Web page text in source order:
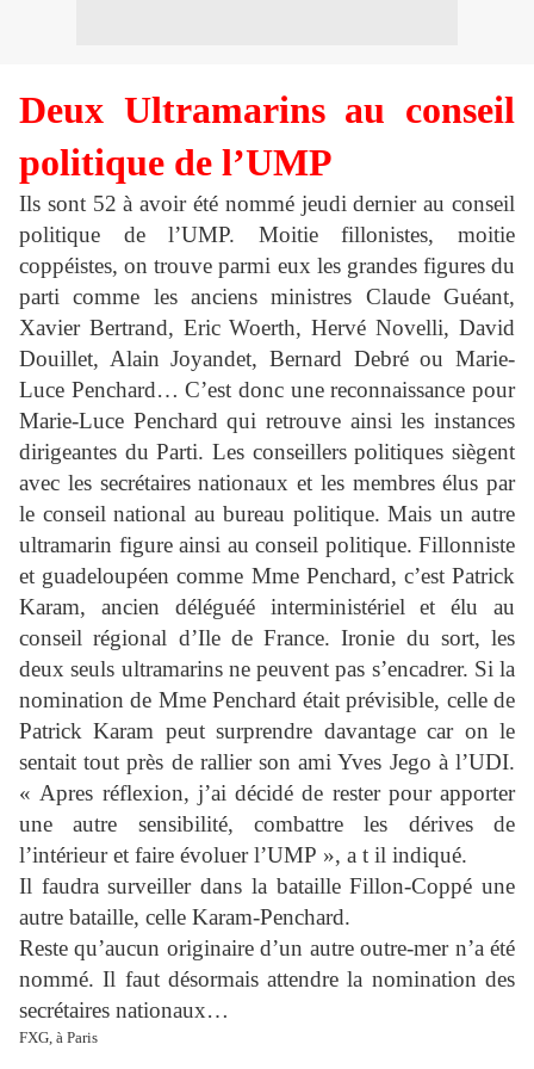
Deux Ultramarins au conseil
politique de l’UMP
Ils sont 52 à avoir été nommé jeudi dernier au conseil
politique de l’UMP. Moitie fillonistes, moitie
coppéistes, on trouve parmi eux les grandes figures du
parti comme les anciens ministres Claude Guéant,
Xavier Bertrand, Eric Woerth, Hervé Novelli, David
Douillet, Alain Joyandet, Bernard Debré ou Marie-
Luce Penchard… C’est donc une reconnaissance pour
Marie-Luce Penchard qui retrouve ainsi les instances
dirigeantes du Parti. Les conseillers politiques siègent
avec les secrétaires nationaux et les membres élus par
le conseil national au bureau politique. Mais un autre
ultramarin figure ainsi au conseil politique. Fillonniste
et guadeloupéen comme Mme Penchard, c’est Patrick
Karam, ancien déléguéé interministériel et élu au
conseil régional d’Ile de France. Ironie du sort, les
deux seuls ultramarins ne peuvent pas s’encadrer. Si la
nomination de Mme Penchard était prévisible, celle de
Patrick Karam peut surprendre davantage car on le
sentait tout près de rallier son ami Yves Jego à l’UDI.
« Apres réflexion, j’ai décidé de rester pour apporter
une autre sensibilité, combattre les dérives de
l’intérieur et faire évoluer l’UMP », a t il indiqué.
Il faudra surveiller dans la bataille Fillon-Coppé une
autre bataille, celle Karam-Penchard.
Reste qu’aucun originaire d’un autre outre-mer n’a été
nommé. Il faut désormais attendre la nomination des
secrétaires nationaux…
FXG, à Paris